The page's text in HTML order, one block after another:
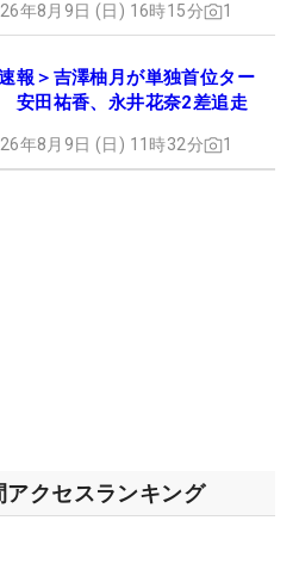
年8月9日 (日) 16時15分 1
報＞吉澤柚月が単独首位ター
安田祐香、永井花奈2差追走
年8月9日 (日) 11時32分 1
アクセスランキング